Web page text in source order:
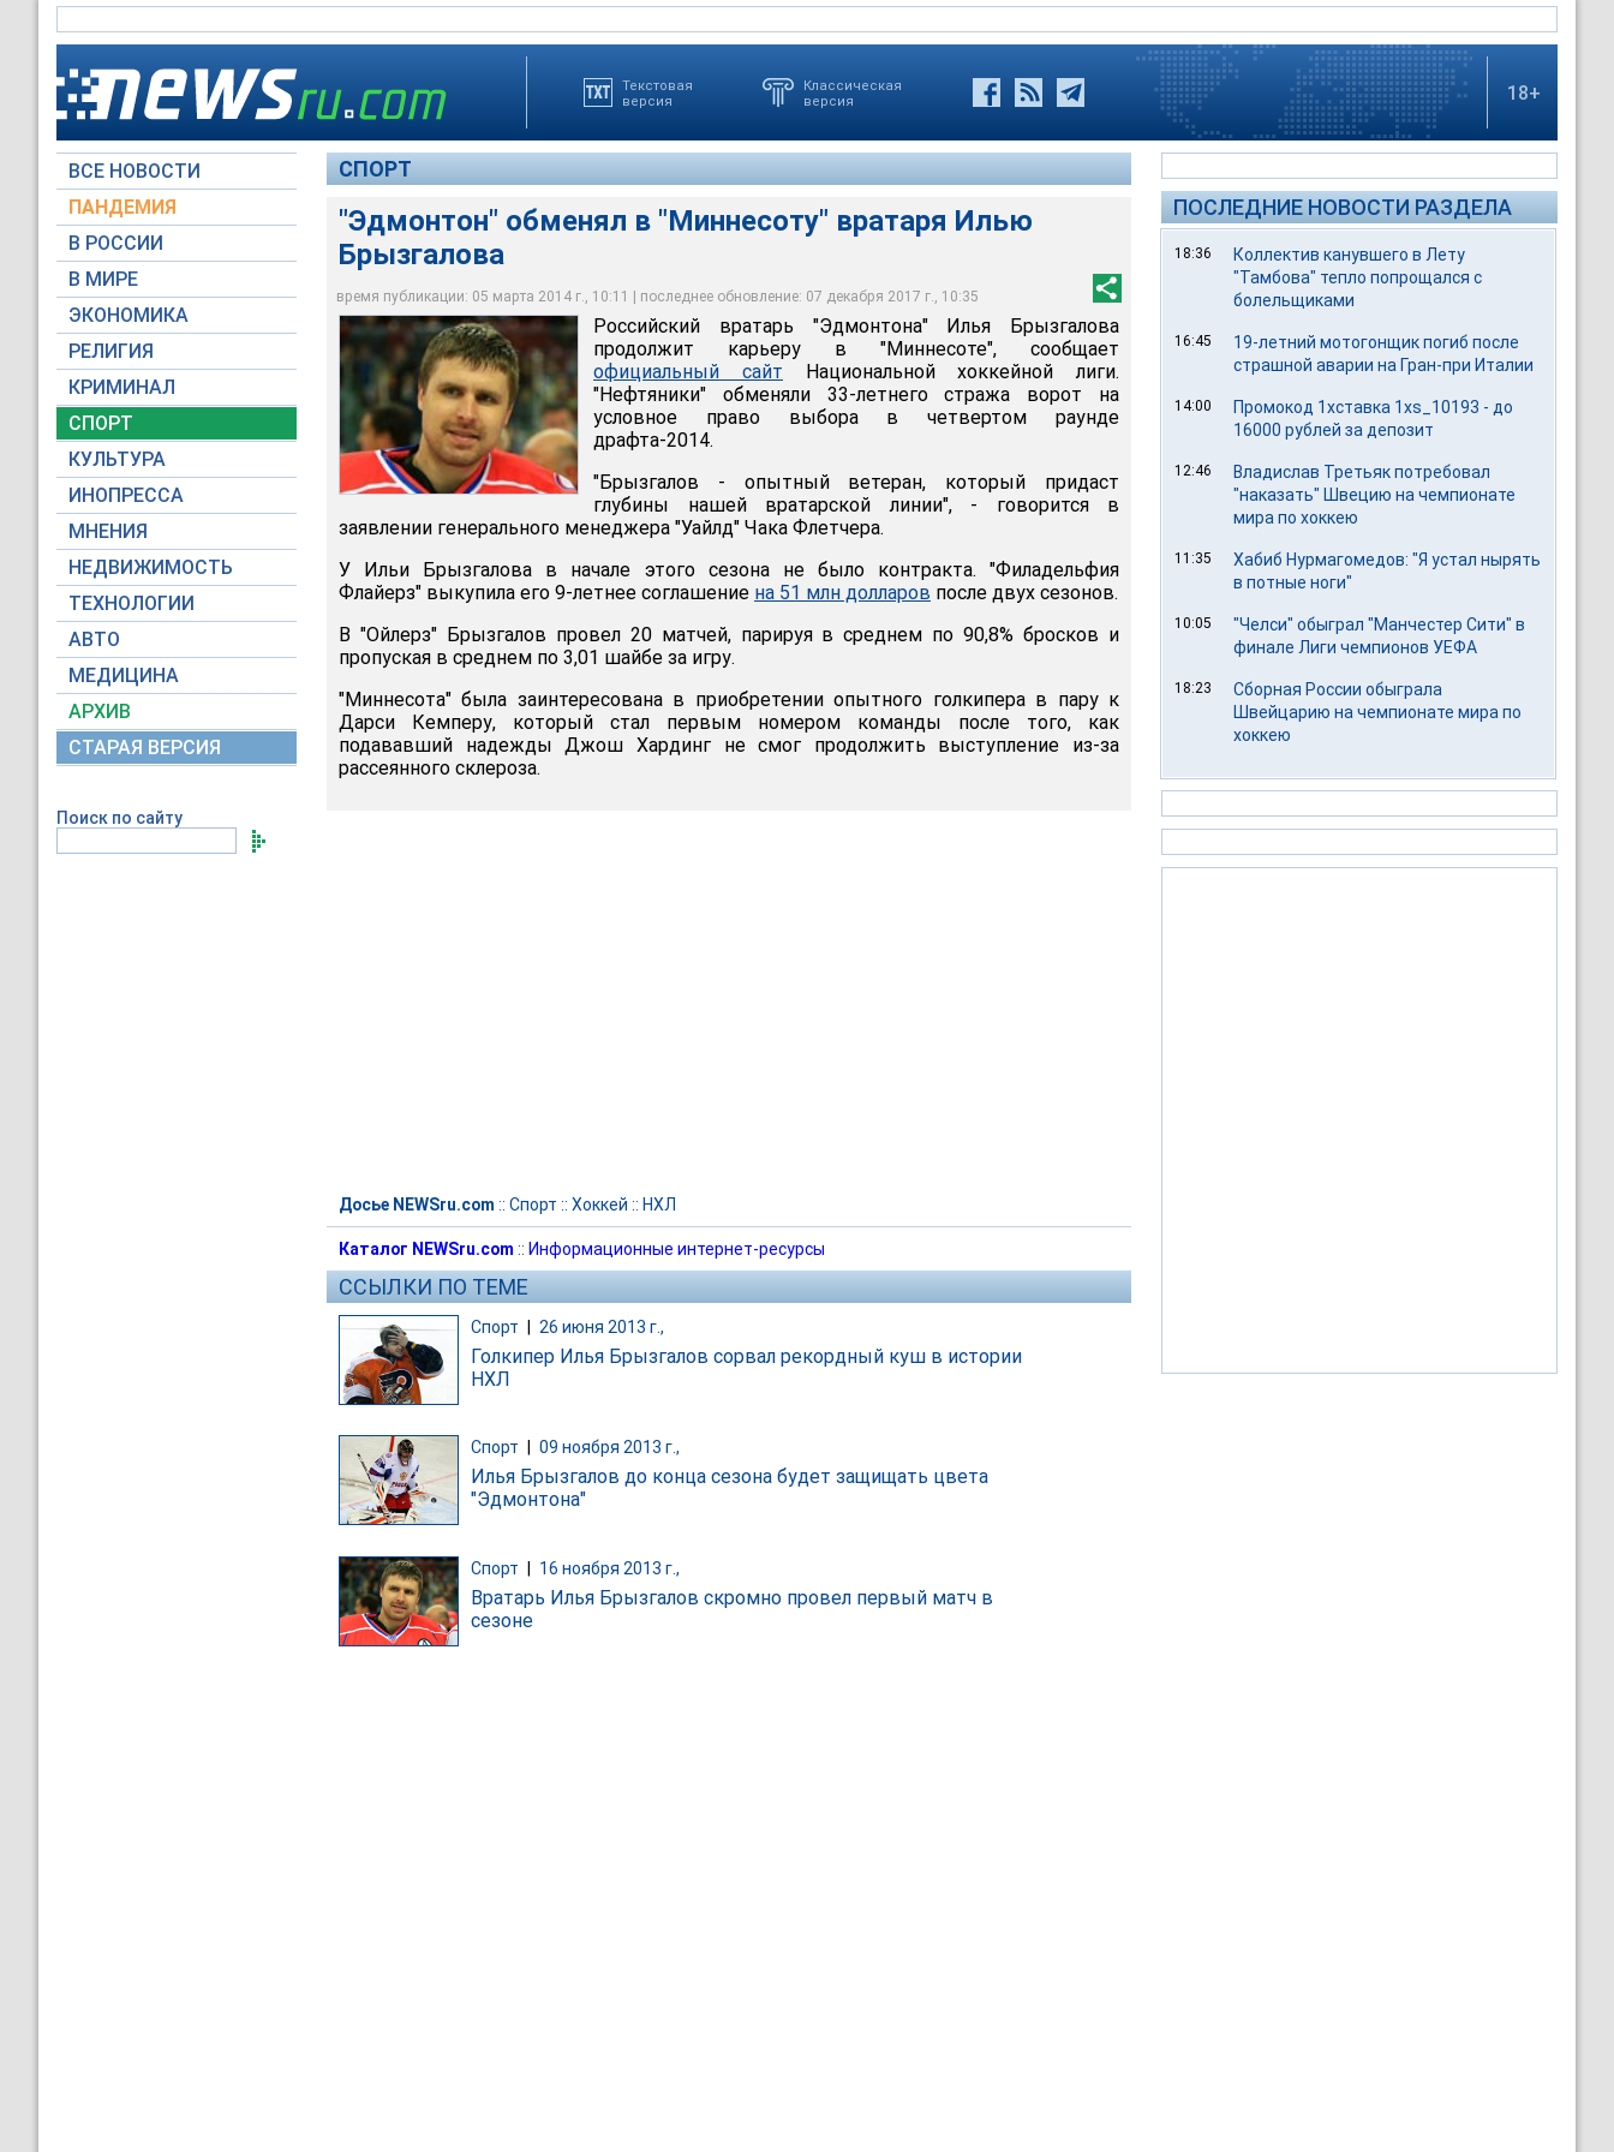
Текстовая
версия
Классическая
версия
18+
ВСЕ НОВОСТИ
ПАНДЕМИЯ
В РОССИИ
В МИРЕ
ЭКОНОМИКА
РЕЛИГИЯ
КРИМИНАЛ
СПОРТ
КУЛЬТУРА
ИНОПРЕССА
МНЕНИЯ
НЕДВИЖИМОСТЬ
ТЕХНОЛОГИИ
АВТО
МЕДИЦИНА
АРХИВ
СТАРАЯ ВЕРСИЯ
Поиск по сайту
СПОРТ
"Эдмонтон" обменял в "Миннесоту" вратаря Илью
Брызгалова
время публикации: 05 марта 2014 г., 10:11 | последнее обновление: 07 декабря 2017 г., 10:35
"Миннесоте"
Russian Look
Российский вратарь "Эдмонтона" Илья Брызгалова
продолжит карьеру в "Миннесоте", сообщает
официальный сайт Национальной хоккейной лиги.
"Нефтяники" обменяли 33-летнего стража ворот на
условное право выбора в четвертом раунде
драфта-2014.
"Брызгалов - опытный ветеран, который придаст
глубины нашей вратарской линии", - говорится в
заявлении генерального менеджера "Уайлд" Чака Флетчера.
У Ильи Брызгалова в начале этого сезона не было контракта. "Филадельфия
Флайерз" выкупила его 9-летнее соглашение на 51 млн долларов после двух сезонов.
В "Ойлерз" Брызгалов провел 20 матчей, парируя в среднем по 90,8% бросков и
пропуская в среднем по 3,01 шайбе за игру.
"Миннесота" была заинтересована в приобретении опытного голкипера в пару к
Дарси Кемперу, который стал первым номером команды после того, как
подававший надежды Джош Хардинг не смог продолжить выступление из-за
рассеянного склероза.
Досье NEWSru.com :: Спорт :: Хоккей :: НХЛ
Каталог NEWSru.com :: Информационные интернет-ресурсы
ССЫЛКИ ПО ТЕМЕ
Спорт 26 июня 2013 г.,
Голкипер Илья Брызгалов сорвал рекордный куш в истории
НХЛ
Спорт 09 ноября 2013 г.,
Илья Брызгалов до конца сезона будет защищать цвета
"Эдмонтона"
Спорт | 16 ноября 2013 г.,
Вратарь Илья Брызгалов скромно провел первый матч в
сезоне
ПОСЛЕДНИЕ НОВОСТИ РАЗДЕЛА
18:36
Коллектив канувшего в Лету
"Тамбова" тепло попрощался с
болельщиками
16:45
19-летний мотогонщик погиб после
страшной аварии на Гран-при Италии
14:00
Промокод 1хставка 1xs_10193 - до
16000 рублей за депозит
12:46
Владислав Третьяк потребовал
"наказать" Швецию на чемпионате
мира по хоккею
11:35
Хабиб Нурмагомедов: "Я устал нырять
в потные ноги"
10:05
"Челси" обыграл "Манчестер Сити" в
финале Лиги чемпионов УЕФА
18:23
Сборная России обыграла
Швейцарию на чемпионате мира по
хоккею